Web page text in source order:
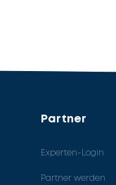
Partner
Experten-Login
Partner werden